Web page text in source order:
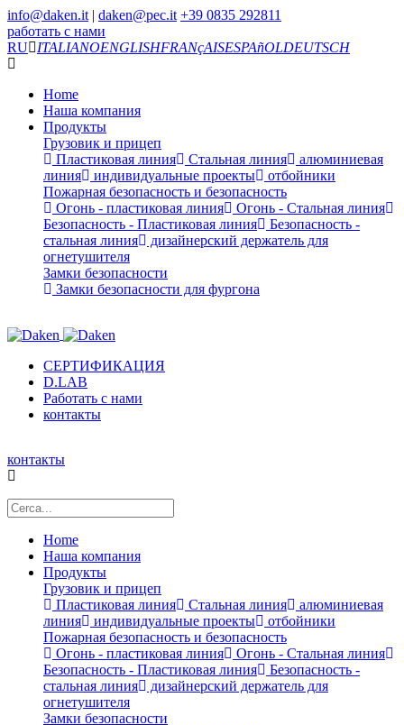
info@daken.it | daken@pec.it +39 0835 292811
работать с нами
RU
ITALIANOENGLISHFRANçAISESPAñOLDEUTSCH
Home
Наша компания
Продукты
Грузовик и прицеп
Пластиковая линия
Стальная линия
алюминиевая
линия
индивидуальные проекты
отбойники
Пожарная безопасность и безопасность
Огонь - пластиковая линия
Огонь - Стальная линия
Безопасность - Пластиковая линия
Безопасность -
стальная линия
дизайнерский держатель для
огнетушителя
Замки безопасности
Замки безопасности для фургона
СЕРТИФИКАЦИЯ
D.LAB
Работать с нами
контакты
контакты
Home
Наша компания
Продукты
Грузовик и прицеп
Пластиковая линия
Стальная линия
алюминиевая
линия
индивидуальные проекты
отбойники
Пожарная безопасность и безопасность
Огонь - пластиковая линия
Огонь - Стальная линия
Безопасность - Пластиковая линия
Безопасность -
стальная линия
дизайнерский держатель для
огнетушителя
Замки безопасности